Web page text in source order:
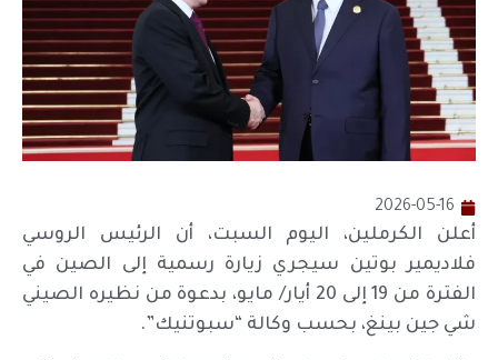
2026-05-16
أعلن الكرملين، اليوم السبت، أن الرئيس الروسي
فلاديمير بوتين سيجري زيارة رسمية إلى الصين في
الفترة من 19 إلى 20 أيار/ مايو، بدعوة من نظيره الصيني
شي جين بينغ، بحسب وكالة “سبوتنيك”.